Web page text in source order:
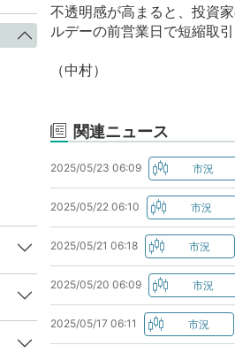
不透明感が高まると、投資
ルデーの前営業日で短縮取引
（中村）
関連ニュース
2025/05/23 06:09
2025/05/22 06:10
2025/05/21 06:18
2025/05/20 06:09
2025/05/17 06:11